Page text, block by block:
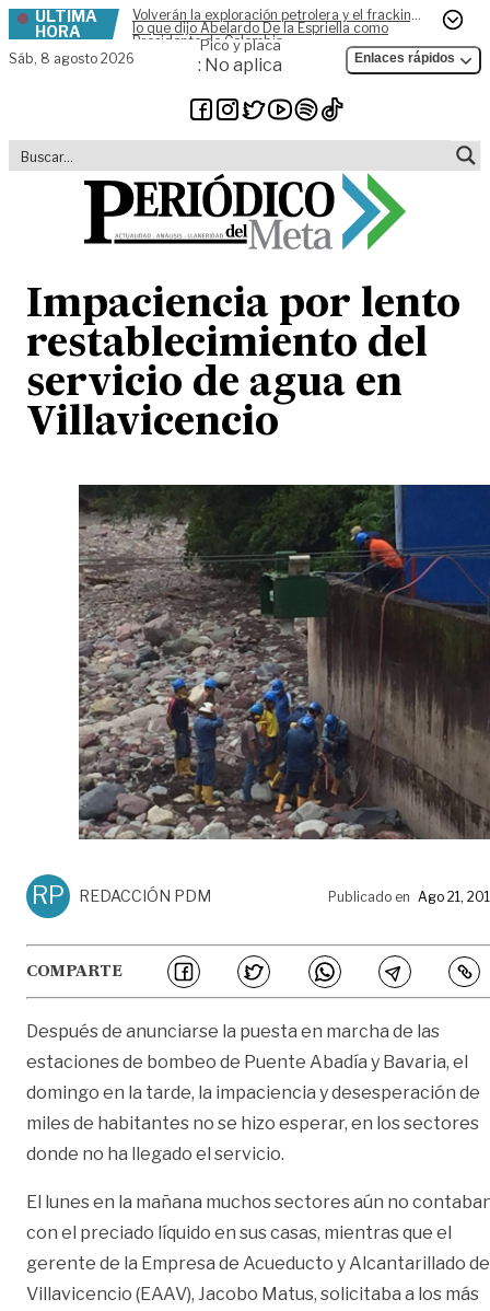
Skip to content
ÚLTIMA
HORA
Volverán la exploración petrolera y el fracking,
lo que dijo Abelardo De la Espriella como
Presidente de Colombia
Sáb, 8 agosto 2026
Pico y placa
: No aplica Enlaces rápidos
Impaciencia por lento
restablecimiento del
servicio de agua en
Villavicencio
RP REDACCIÓN PDM Publicado en Ago 21,
COMPARTE
Después de anunciarse la puesta en marcha de las
estaciones de bombeo de Puente Abadía y Bavaria, el
domingo en la tarde, la impaciencia y desesperación de
miles de habitantes no se hizo esperar, en los sectores
donde no ha llegado el servicio.
El lunes en la mañana muchos sectores aún no
con el preciado líquido en sus casas, mientras que el
gerente de la Empresa de Acueducto y Alcantarillado de
Villavicencio (EAAV), Jacobo Matus, solicitaba a los más